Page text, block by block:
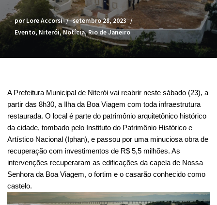
por Lore Accorsi
setembro 28, 2023
Evento, Niterói,Notícia,Rio de Janeiro
A Prefeitura Municipal de Niterói vai reabrir neste sábado (23), a
partir das 8h30, a Ilha da Boa Viagem com toda infraestrutura
restaurada. O local é parte do patrimônio arquitetônico histórico
da cidade, tombado pelo Instituto do Patrimônio Histórico e
Artístico Nacional (Iphan), e passou por uma minuciosa obra de
recuperação com investimentos de R$ 5,5 milhões. As
intervenções recuperaram as edificações da capela de Nossa
Senhora da Boa Viagem, o fortim e o casarão conhecido como
castelo.